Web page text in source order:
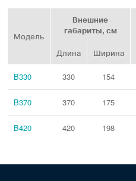
Модель
Внешние
габариты, см
Длина
Ширина
B330 330 154
B370 370 175
B420 420 198